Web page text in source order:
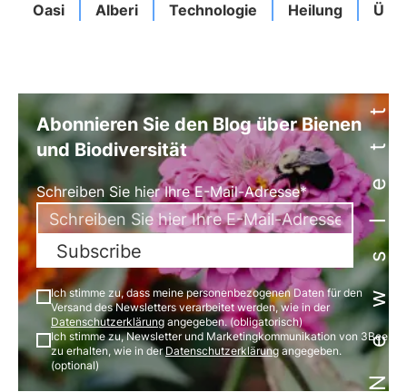
Oasi Alberi Technologie Heilung Newsletter
Abonnieren Sie den Blog über Bienen
und Biodiversität
Schreiben Sie hier Ihre E-Mail-Adresse*
Subscribe
Ich stimme zu, dass meine personenbezogenen Daten für den
Versand des Newsletters verarbeitet werden, wie in der
Datenschutzerklärung angegeben. (obligatorisch)
Ich stimme zu, Newsletter und Marketingkommunikation von 3Bee
zu erhalten, wie in derDatenschutzerklärungangegeben.
(optional)